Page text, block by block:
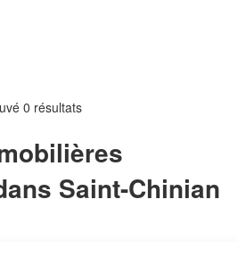
0 résultats
Saint-Chinian